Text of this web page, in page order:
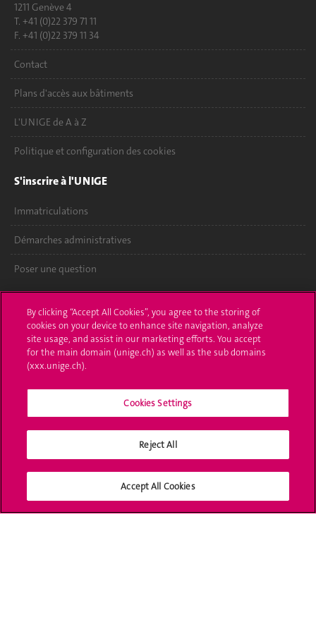
1211 Genève 4
T. +41 (0)22 379 71 11
F. +41 (0)22 379 11 34
Contact
Plans d'accès aux bâtiments
L'UNIGE de A à Z
Politique et configuration des cookies
S'inscrire à l'UNIGE
Immatriculations
Démarches administratives
Poser une question
UNIGE Mobile
Médias
Offres d'emploi
Bibliothèque
Médias sociaux UNIGE
By clicking “Accept All Cookies”, you agree to the storing of
cookies on your device to enhance site navigation, analyze
site usage, and assist in our marketing efforts. You accept
for the main domain (unige.ch) as well as the sub domains
(xxx.unige.ch).
Cookies Settings
Reject All
Accept All Cookies